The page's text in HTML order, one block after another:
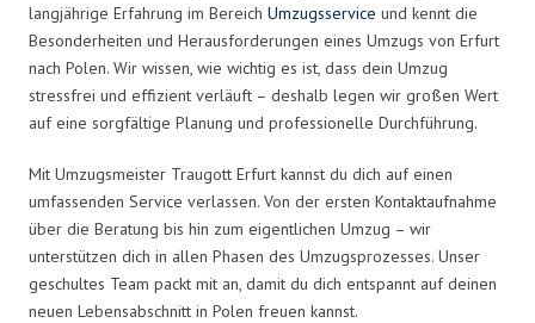
langjährige Erfahrung im Bereich Umzugsservice und kennt die
Besonderheiten und Herausforderungen eines Umzugs von Erfurt
nach Polen. Wir wissen, wie wichtig es ist, dass dein Umzug
stressfrei und effizient verläuft – deshalb legen wir großen Wert
auf eine sorgfältige Planung und professionelle Durchführung.
Mit Umzugsmeister Traugott Erfurt kannst du dich auf einen
umfassenden Service verlassen. Von der ersten Kontaktaufnahme
über die Beratung bis hin zum eigentlichen Umzug – wir
unterstützen dich in allen Phasen des Umzugsprozesses. Unser
geschultes Team packt mit an, damit du dich entspannt auf deinen
neuen Lebensabschnitt in Polen freuen kannst.